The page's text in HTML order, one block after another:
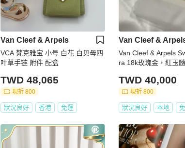
Van Cleef & Arpels
VCA 梵克雅宝 小号 白花 白贝母四
叶草手链 附件 配盒
TWD 48,065
現折 800
狀況良好 香港 免運
Van Cleef &
Van Cleef & Arpels
ra 18k玫瑰金，紅玉髓
TWD 40,000
現折 800
狀況良好 本地